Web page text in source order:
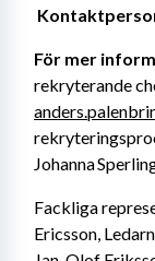
För mer
Johanna
Fackliga
Ericsson,